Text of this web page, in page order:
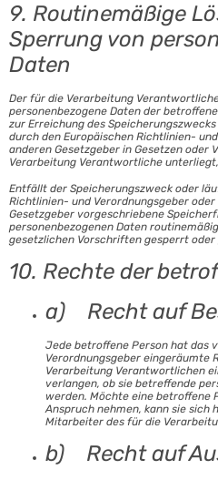
9. Routinemäßige
Sperrung von
Daten
Der für die Verarbeitung
personenbezogene Daten der
zur Erreichung des
durch den Europäischen Richtlinien-
anderen Gesetzgeber in Gesetzen
Verarbeitung Verantwortliche
Entfällt der Speicherungszweck oder
Richtlinien- und Verordnungsgeber
Gesetzgeber vorgeschriebene
personenbezogenen Daten
gesetzlichen Vorschriften gesperrt oder
10. Rechte der
a) Recht auf
Jede betroffene Person hat das
Verordnungsgeber eingeräumte
Verarbeitung Verantwortlichen
verlangen, ob sie betreffende
werden. Möchte eine betroffene
Anspruch nehmen, kann sie sich
Mitarbeiter des für die
b) Recht auf